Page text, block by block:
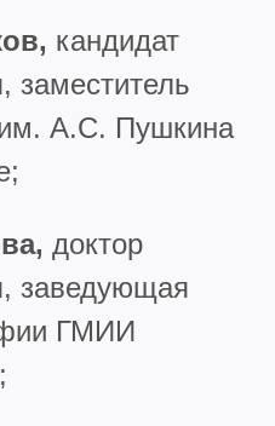
кандидат
заместитель
А.С. Пушкина
доктор
заведующая
ГМИИ